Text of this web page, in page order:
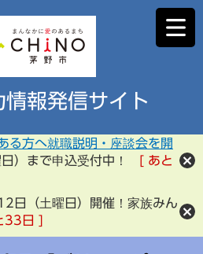
報発信サイト
る方へ就職説明・座談会を開
）まで申込受付中！
あと
日（土曜日）開催！家族みん
33 日